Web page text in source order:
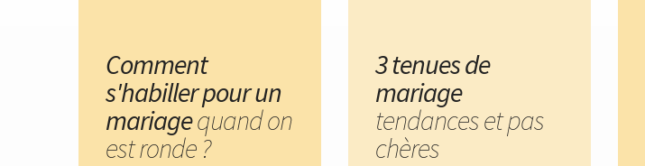
Comment
s'habiller pour un
mariagequand on
est ronde ?
3 tenues de
mariage
tendances et pas
chères